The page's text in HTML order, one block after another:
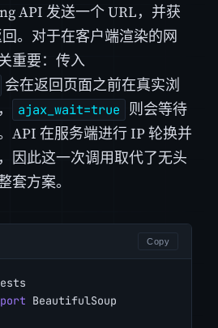
API 发送一个 URL，并获
。对于在客户端渲染的网
重要：传入
会在返回页面之前在真实浏
ajax_wait=true
则会等待
API 在服务端进行 IP 轮换并
因此这一次调用取代了无头
套方案。
Copy
BeautifulSoup